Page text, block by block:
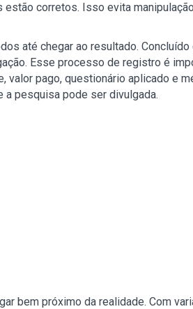
corretos. Isso evita
até chegar ao resultado.
Esse processo de registro é
valor pago, questionário aplicado e
a pesquisa pode ser divulgada.
bem próximo da realidade. Com